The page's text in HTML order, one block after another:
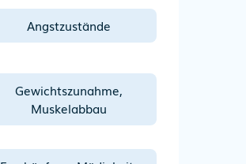
Angst­zustände
Gewichtszunahme,
Muskelabbau